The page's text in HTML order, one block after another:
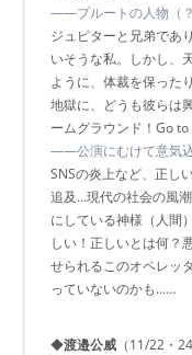
――プルートの人物（
ジュピターと兄弟であ
いそうな私。しかし、
ように、体裁を保った
地獄に、どうも彼らは
ームグラウンド！Go
――公演にむけて意気
SNSの炎上など、正し
追及…現代の社会の風
にしている神様（人間
しい！正しいとは何？
せられるこのオペレッ
っていないのかも……
◆渡邉公威 （11/22・